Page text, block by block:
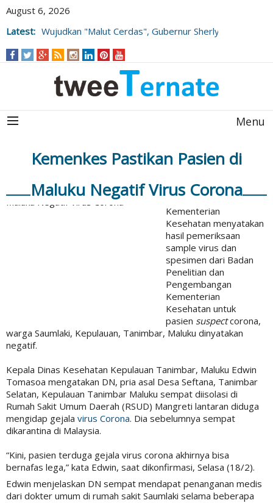
August 6, 2026
Latest: Wujudkan "Malut Cerdas", Gubernur Sherly
Pengembangan SDM
Menu
Kemenkes Pastikan Pasien di
Maluku Negatif Virus Corona
Kementerian
Kesehatan menyatakan
hasil pemeriksaan
sample virus dan
spesimen dari Badan
Penelitian dan
Pengembangan
Kementerian
Kesehatan untuk
pasien suspectcorona,
warga Saumlaki, Kepulauan, Tanimbar, Maluku dinyatakan
negatif.
Kepala Dinas Kesehatan Kepulauan Tanimbar, Maluku Edwin
Tomasoa mengatakan DN, pria asal Desa Seftana, Tanimbar
Selatan, Kepulauan Tanimbar Maluku sempat diisolasi di
Rumah Sakit Umum Daerah (RSUD) Mangreti lantaran diduga
mengidap gejala virus Corona. Dia sebelumnya sempat
dikarantina di Malaysia.
“Kini, pasien terduga gejala virus corona akhirnya bisa
bernafas lega,” kata Edwin, saat dikonfirmasi, Selasa (18/2).
Edwin menjelaskan DN sempat mendapat penanganan medis
dari dokter umum di rumah sakit Saumlaki selama beberapa